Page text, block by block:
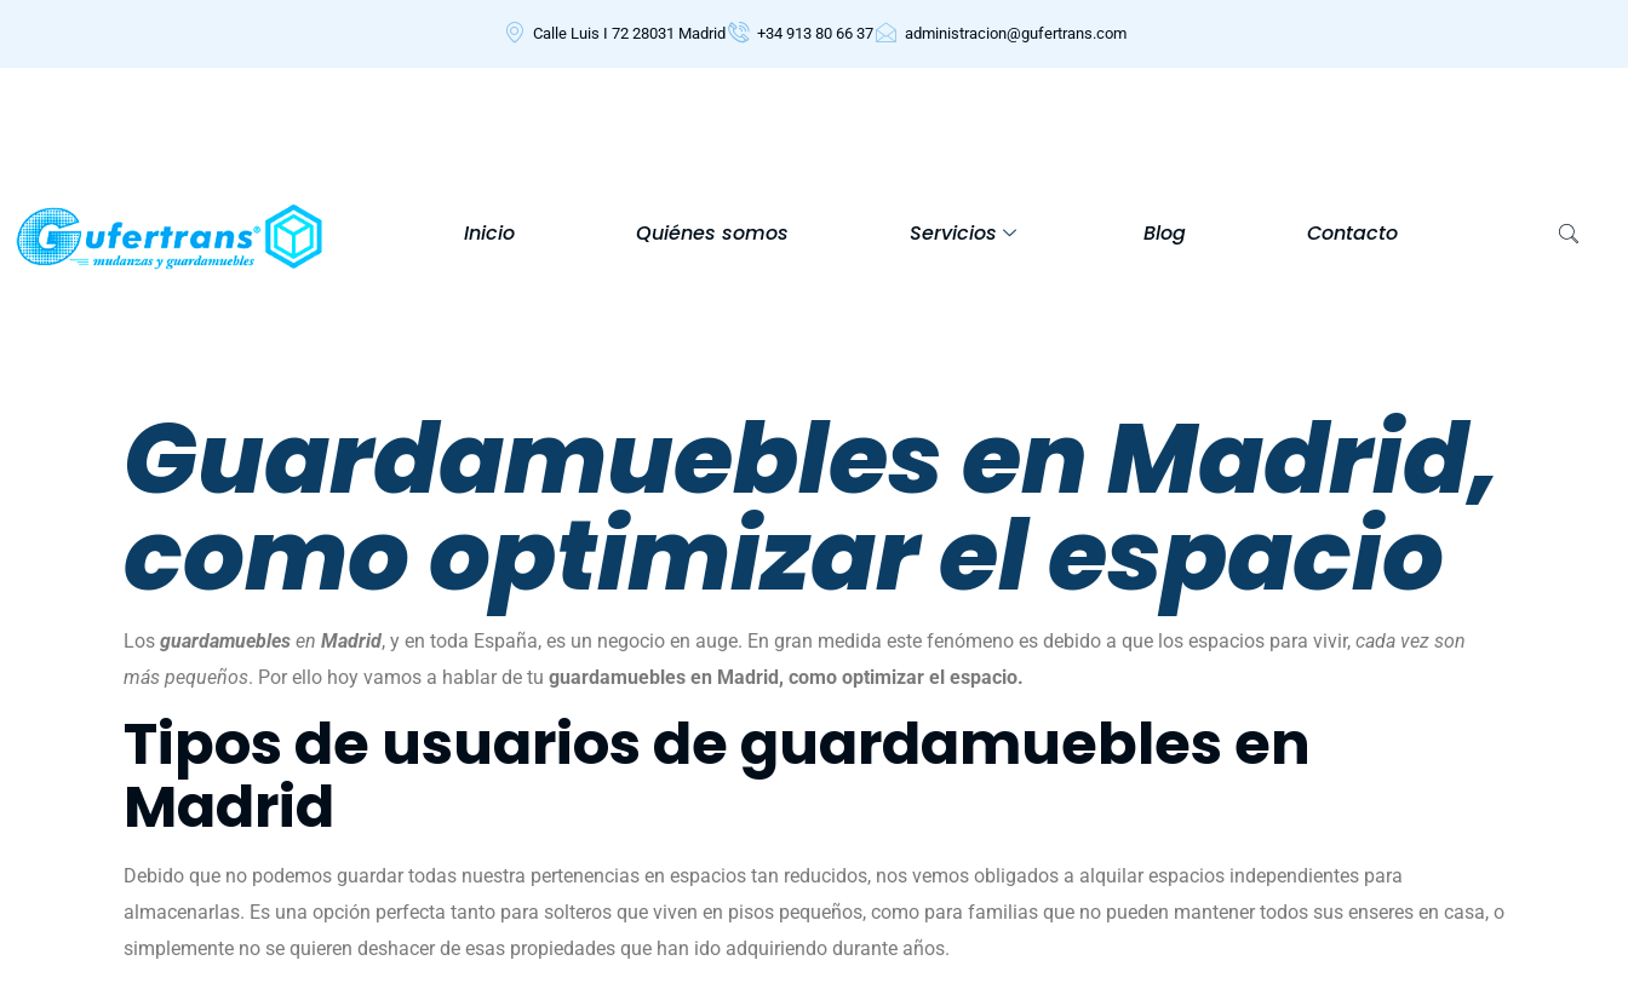
Calle Luis I 72 28031 Madrid +34 913 80 66 37 administracion@gufertrans.com
Inicio Quiénes somos Servicios Blog Contacto
Guardamuebles en Madrid,
como optimizar el espacio
Los guardamuebles en Madrid, y en toda España, es un negocio en auge. En gran medida este fenómeno es debido a que los espacios para vivir, cada vez son
más pequeños. Por ello hoy vamos a hablar de tu guardamuebles en Madrid, como optimizar el espacio.
Tipos de usuarios de guardamuebles en
Madrid
Debido que no podemos guardar todas nuestra pertenencias en espacios tan reducidos, nos vemos obligados a alquilar espacios independientes para
almacenarlas. Es una opción perfecta tanto para solteros que viven en pisos pequeños, como para familias que no pueden mantener todos sus enseres en casa, o
simplemente no se quieren deshacer de esas propiedades que han ido adquiriendo durante años.